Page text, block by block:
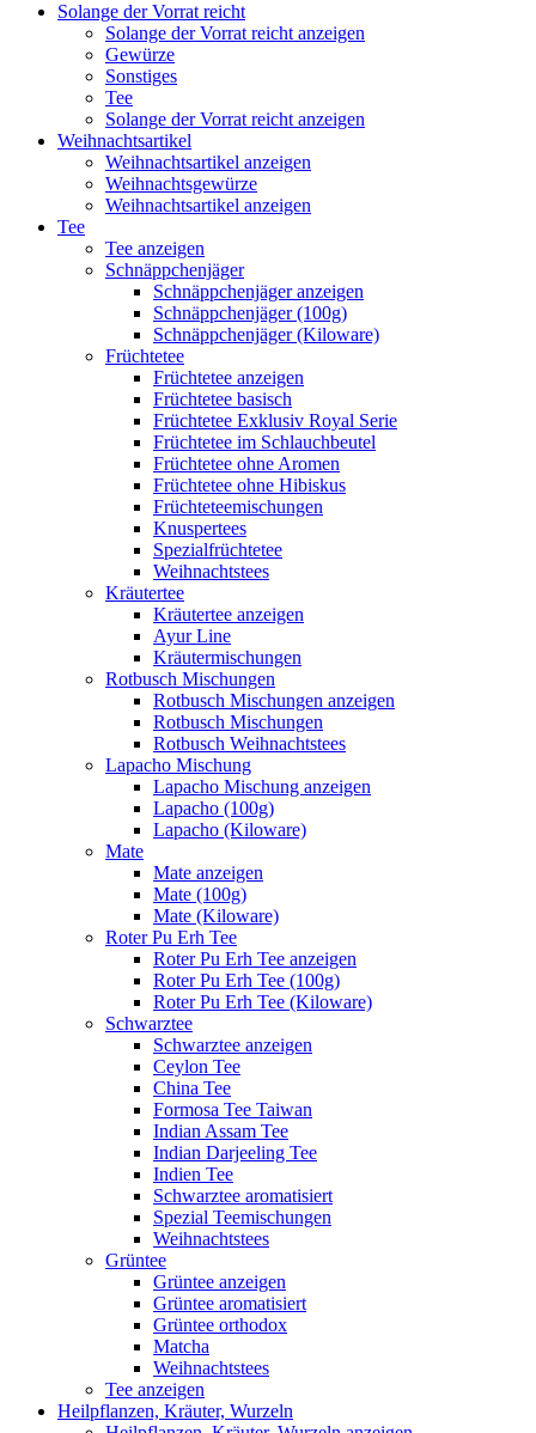
Solange der Vorrat reicht
Solange der Vorrat reicht anzeigen
Gewürze
Sonstiges
Tee
Solange der Vorrat reicht anzeigen
Weihnachtsartikel
Weihnachtsartikel anzeigen
Weihnachtsgewürze
Weihnachtsartikel anzeigen
Tee
Tee anzeigen
Schnäppchenjäger
Schnäppchenjäger anzeigen
Schnäppchenjäger (100g)
Schnäppchenjäger (Kiloware)
Früchtetee
Früchtetee anzeigen
Früchtetee basisch
Früchtetee Exklusiv Royal Serie
Früchtetee im Schlauchbeutel
Früchtetee ohne Aromen
Früchtetee ohne Hibiskus
Früchteteemischungen
Knuspertees
Spezialfrüchtetee
Weihnachtstees
Kräutertee
Kräutertee anzeigen
Ayur Line
Kräutermischungen
Rotbusch Mischungen
Rotbusch Mischungen anzeigen
Rotbusch Mischungen
Rotbusch Weihnachtstees
Lapacho Mischung
Lapacho Mischung anzeigen
Lapacho (100g)
Lapacho (Kiloware)
Mate
Mate anzeigen
Mate (100g)
Mate (Kiloware)
Roter Pu Erh Tee
Roter Pu Erh Tee anzeigen
Roter Pu Erh Tee (100g)
Roter Pu Erh Tee (Kiloware)
Schwarztee
Schwarztee anzeigen
Ceylon Tee
China Tee
Formosa Tee Taiwan
Indian Assam Tee
Indian Darjeeling Tee
Indien Tee
Schwarztee aromatisiert
Spezial Teemischungen
Weihnachtstees
Grüntee
Grüntee anzeigen
Grüntee aromatisiert
Grüntee orthodox
Matcha
Weihnachtstees
Tee anzeigen
Heilpflanzen, Kräuter, Wurzeln